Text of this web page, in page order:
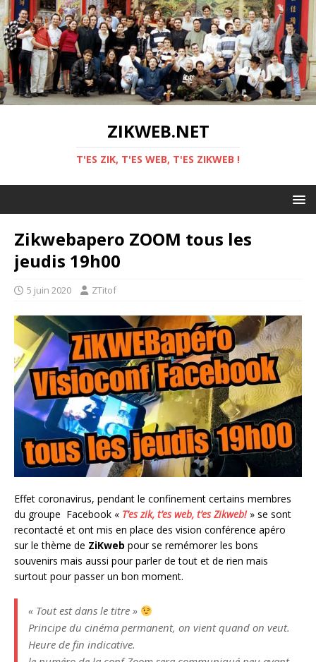
ZIKWEB.NET
T'ES ZIK, T'ES WEB, T'ES ZIKWEB !
Zikwebapero ZOOM tous les
jeudis 19h00
5 juin 2020 ZTitof
Effet coronavirus, pendant le confinement certains membres
du groupe Facebook « T’es zik, t’es web, t’es Zikweb!» se sont
recontacté et ont mis en place des vision conférence apéro
sur le thème de ZiKweb pour se remémorer les bons
souvenirs mais aussi pour parler de tout et de rien mais
surtout pour passer un bon moment.
« Tout est dans le titre »
Principe du cinéma permanent, on vient quand on veut.
Heure de fin indicative.